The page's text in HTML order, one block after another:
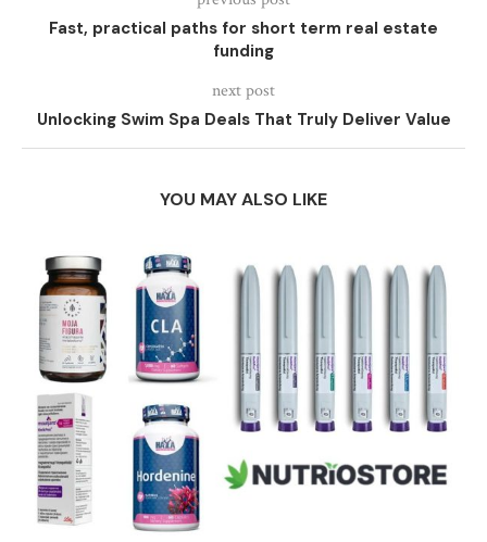
Fast, practical paths for short term real estate
funding
next post
Unlocking Swim Spa Deals That Truly Deliver Value
YOU MAY ALSO LIKE